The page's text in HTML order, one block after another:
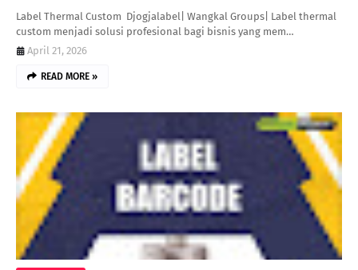
Label Thermal Custom Djogjalabel| Wangkal Groups| Label thermal
custom menjadi solusi profesional bagi bisnis yang mem…
April 21, 2026
READ MORE »